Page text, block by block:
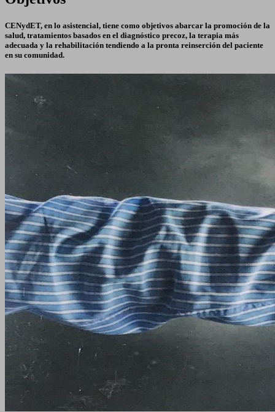
CENydET, en lo asistencial, tiene como objetivos abarcar la promoción de la
salud, tratamientos basados en el diagnóstico precoz, la terapia más
adecuada y la rehabilitación tendiendo a la pronta reinserción del paciente
en su comunidad.